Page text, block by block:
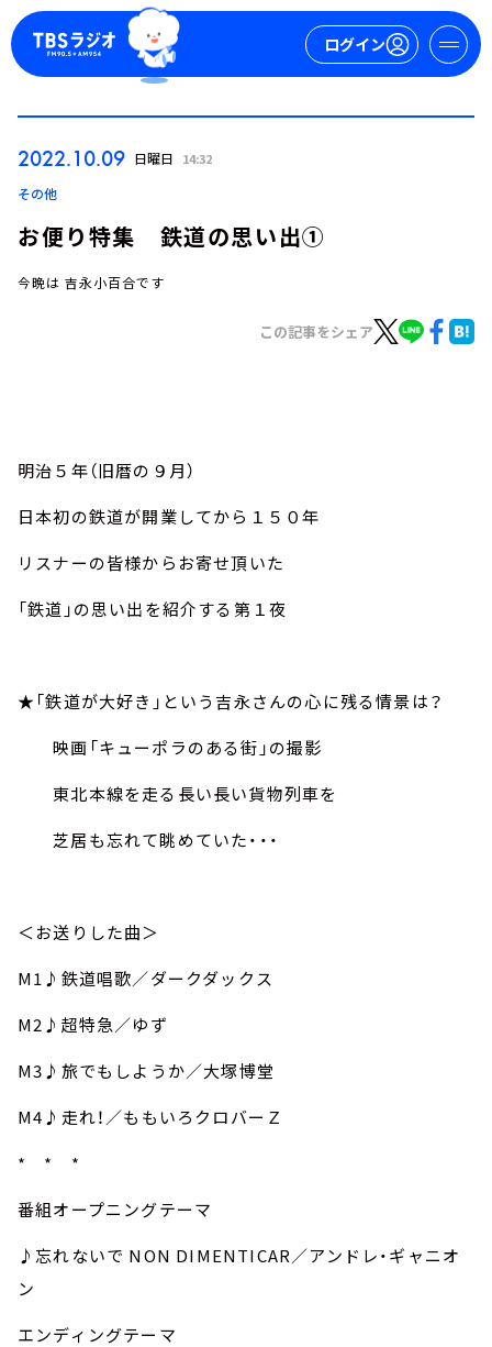
ログイン
TBS Podcast
お知らせ
イベント・グッズ
YouTube
2022.10.09 日曜日 14:32
その他
お便り特集 鉄道の思い出①
今晩は 吉永小百合です
この記事をシェア
明治５年（旧暦の９月）
日本初の鉄道が開業してから１５０年
リスナーの皆様からお寄せ頂いた
「鉄道」の思い出を紹介する第１夜
★「鉄道が大好き」という吉永さんの心に残る情景は？
映画「キューポラのある街」の撮影
東北本線を走る長い長い貨物列車を
芝居も忘れて眺めていた・・・
＜お送りした曲＞
M1 ♪鉄道唱歌／ダークダックス
M2 ♪超特急／ゆず
M3 ♪旅でもしようか／大塚博堂
M4 ♪走れ！／ももいろクロバーＺ
* * *
番組オープニングテーマ
♪忘れないで NON DIMENTICAR／アンドレ・ギャニオ
ン
エンディングテーマ